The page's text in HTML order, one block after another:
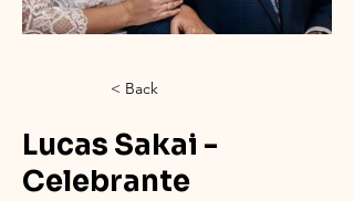
< Back
Lucas Sakai -
Celebrante